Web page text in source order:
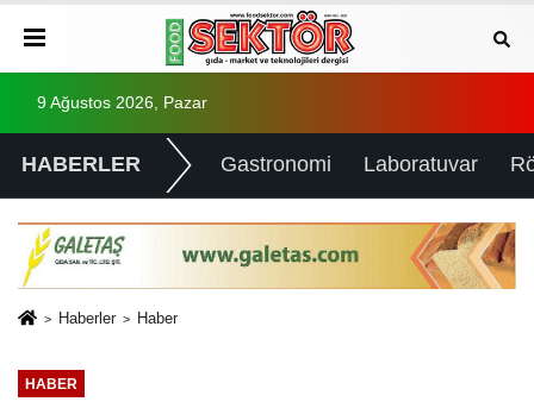
9 Ağustos 2026, Pazar
HABERLER Gastronomi Laboratuvar
Haberler Haber
HABER